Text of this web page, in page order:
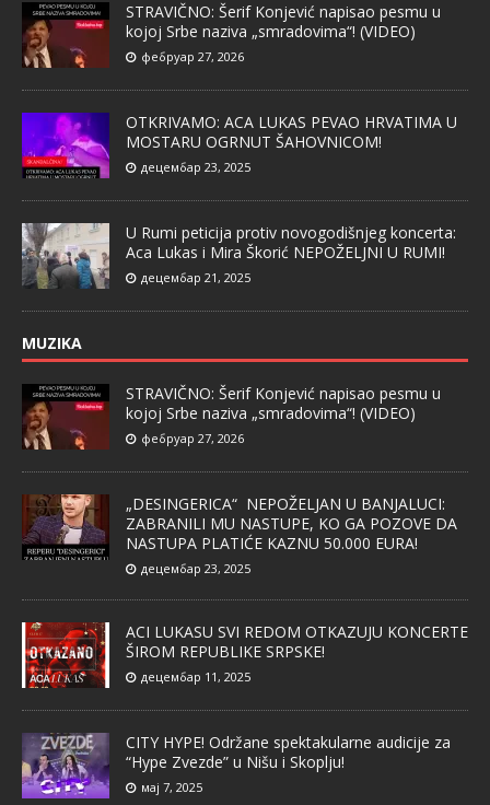
STRAVIČNO: Šerif Konjević napisao pesmu u
kojoj Srbe naziva „smradovima“! (VIDEO)
фебруар 27, 2026
OTKRIVAMO: ACA LUKAS PEVAO HRVATIMA U
MOSTARU OGRNUT ŠAHOVNICOM!
децембар 23, 2025
U Rumi peticija protiv novogodišnjeg koncerta:
Aca Lukas i Mira Škorić NEPOŽELJNI U RUMI!
децембар 21, 2025
MUZIKA
STRAVIČNO: Šerif Konjević napisao pesmu u
kojoj Srbe naziva „smradovima“! (VIDEO)
фебруар 27, 2026
„DESINGERICA“ NEPOŽELJAN U BANJALUCI:
ZABRANILI MU NASTUPE, KO GA POZOVE DA
NASTUPA PLATIĆE KAZNU 50.000 EURA!
децембар 23, 2025
ACI LUKASU SVI REDOM OTKAZUJU KONCERTE
ŠIROM REPUBLIKE SRPSKE!
децембар 11, 2025
CITY HYPE! Održane spektakularne audicije za
“Hype Zvezde” u Nišu i Skoplju!
мај 7, 2025